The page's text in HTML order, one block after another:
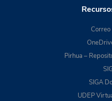
Correo
Pirhua –
SIGA
UDEP